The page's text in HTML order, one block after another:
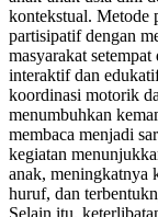
kontekstual. Metode
partisipatif dengan
masyarakat
interaktif dan
koordinasi motorik
menumbuhkan
membaca menjadi
kegiatan
anak, meningkatnya
huruf, dan
Selain itu,